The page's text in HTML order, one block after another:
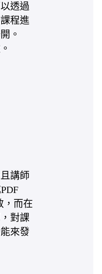
透過
程進
。
講師
，而在
對課
來發